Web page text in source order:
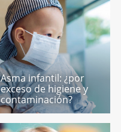
Asma infantil: ¿por
exceso de higiene y
contaminación?